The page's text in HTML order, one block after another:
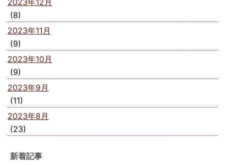
2023年12月
(8)
2023年11月
(9)
2023年10月
(9)
2023年9月
(11)
2023年8月
(23)
新着記事